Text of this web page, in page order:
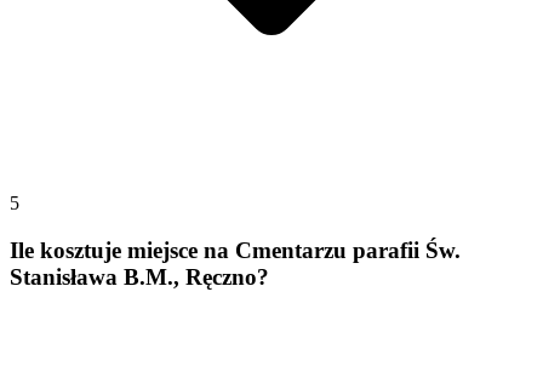
5
Ile kosztuje miejsce na Cmentarzu parafii Św.
Stanisława B.M., Ręczno?